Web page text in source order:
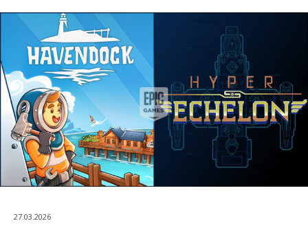
27.03.2026